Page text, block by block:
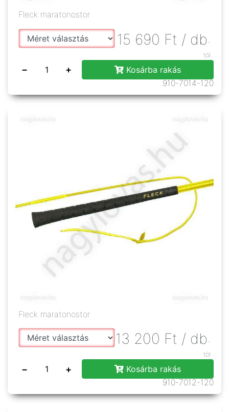
Fleck maratonostor
15 690 Ft / db -
tól
− +
Kosárba rakás
910-7014-120
Fleck maratonostor
13 200 Ft / db -
tól
− +
Kosárba rakás
910-7012-120